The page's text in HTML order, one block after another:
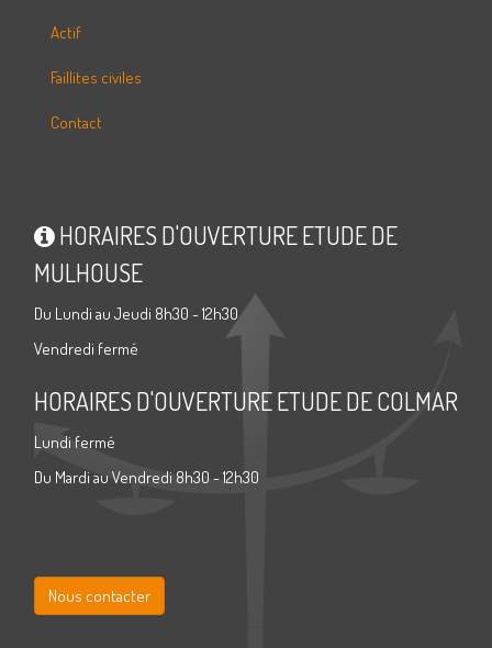
Actif
Faillites civiles
Contact
HORAIRES D'OUVERTURE ETUDE DE
MULHOUSE
Du Lundi au Jeudi 8h30 - 12h30
Vendredi fermé
HORAIRES D'OUVERTURE ETUDE DE COLMAR
Lundi fermé
Du Mardi au Vendredi 8h30 - 12h30
Nous contacter